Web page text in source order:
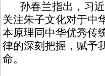
孙春兰指出，习近
关注朱子文化对于中
本原理同中华优秀传
律的深刻把握，赋予
命。